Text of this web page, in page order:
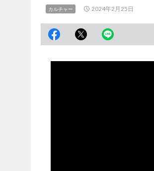
カルチャー 2024年2月25日